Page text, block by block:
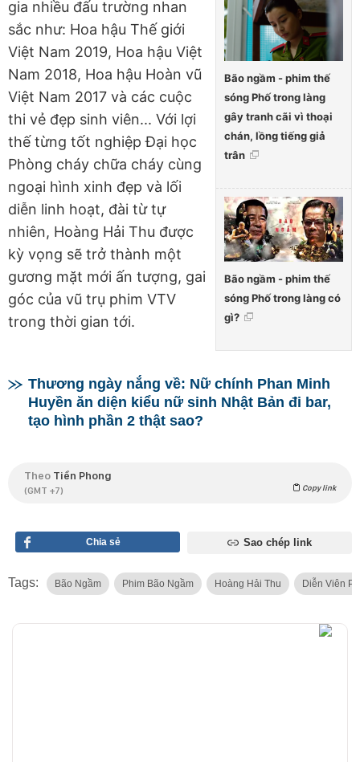
Bão ngầm - phim thế
sóng Phố trong làng
gây tranh cãi vì thoại
chán, lồng tiếng giả
trân
Bão ngầm - phim thế
sóng Phố trong làng có
gì?
gia nhiều đấu trường nhan
sắc như: Hoa hậu Thế giới
Việt Nam 2019, Hoa hậu Việt
Nam 2018, Hoa hậu Hoàn vũ
Việt Nam 2017 và các cuộc
thi vẻ đẹp sinh viên... Với lợi
thế từng tốt nghiệp Đại học
Phòng cháy chữa cháy cùng
ngoại hình xinh đẹp và lối
diễn linh hoạt, đài từ tự
nhiên, Hoàng Hải Thu được
kỳ vọng sẽ trở thành một
gương mặt mới ấn tượng, gai
góc của vũ trụ phim VTV
trong thời gian tới.
Thương ngày nắng về: Nữ chính Phan Minh
Huyền ăn diện kiểu nữ sinh Nhật Bản đi bar,
tạo hình phần 2 thật sao?
Theo Tiền Phong
(GMT +7) Copy link
Chia sẻ Sao chép link
Tags: Bão Ngầm Phim Bão Ngầm Hoàng Hải Thu Diễn Viên